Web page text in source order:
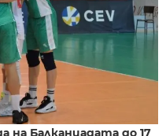
на Балканиадата до 17